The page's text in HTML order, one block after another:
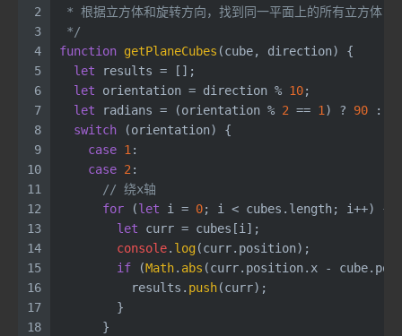
2
3
4
5
6
7
8
9
10
11
12
13
14
15
16
17
18
* 根据立方体和旋转方向，找到同一平面上的所有立方体
*/
function getPlaneCubes (cube, direction) {
let results = [];
let orientation = direction % 10;
let radians = (orientation % 2 == 1 ) ? 90 : -
switch (orientation) {
case 1 :
case 2 :
// 绕x轴
for (let i = 0; i < cubes. length; i++) {
let curr = cubes[i];
console. log(curr. position);
if (Math. abs (curr. position. x - cube.
          results.
push(curr);
        }
      }